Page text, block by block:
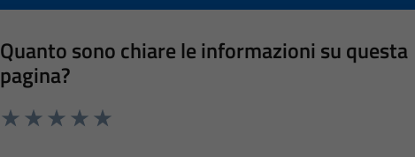
Quanto sono chiare le informazioni su questa
pagina?